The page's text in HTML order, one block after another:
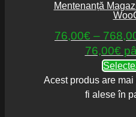
Mentenanță
76,00€ –
76,00€
Acest produs are
fi alese în